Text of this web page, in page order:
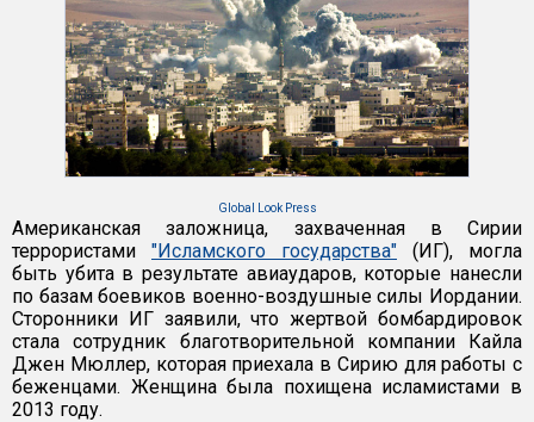
Global Look Press
Американская заложница, захваченная в Сирии
террористами "Исламского государства" (ИГ), могла
быть убита в результате авиаударов, которые нанесли
по базам боевиков военно-воздушные силы Иордании.
Сторонники ИГ заявили, что жертвой бомбардировок
стала сотрудник благотворительной компании Кайла
Джен Мюллер, которая приехала в Сирию для работы с
беженцами. Женщина была похищена исламистами в
2013 году.